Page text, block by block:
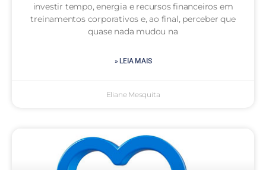
investir tempo, energia e recursos financeiros em
treinamentos corporativos e, ao final, perceber que
quase nada mudou na
» LEIA MAIS
Eliane Mesquita